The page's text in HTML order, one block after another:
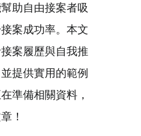
助自由接案者吸
案成功率。本文
案履歷與自我推
提供實用的範例
準備相關資料，
！